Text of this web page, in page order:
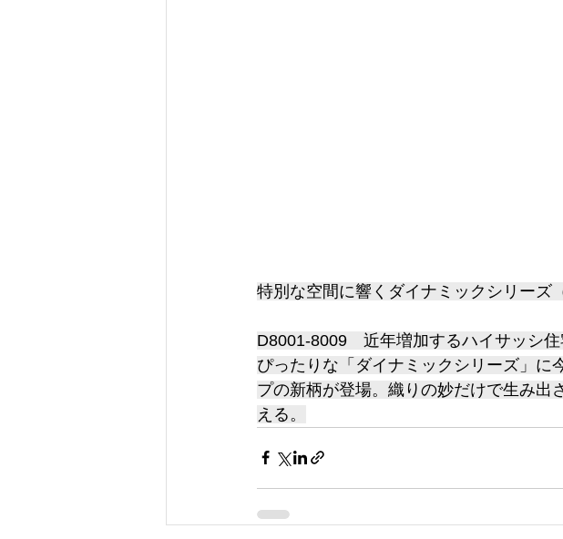
特別な空間に響くダイナミックシリーズ
D8001-8009　近年増加するハイサッシ
ぴったりな「ダイナミックシリーズ」に
プの新柄が登場。織りの妙だけで生み出
える。